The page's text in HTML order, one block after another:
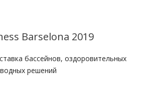
Barselona 2019
бассейнов, оздоровительных
решений